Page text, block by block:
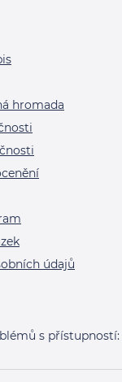
hromada
údajů
s přístupností: